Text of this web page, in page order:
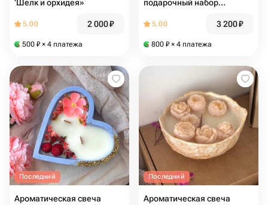
‘Шелк и орхидея»
5.00 2 000₽
500 ₽ × 4 платежа
подарочный набор
мускус»
5.00 3 200₽
800 ₽ × 4 платежа
Последний
Ароматическая свеча
Последний
Ароматическая свеча